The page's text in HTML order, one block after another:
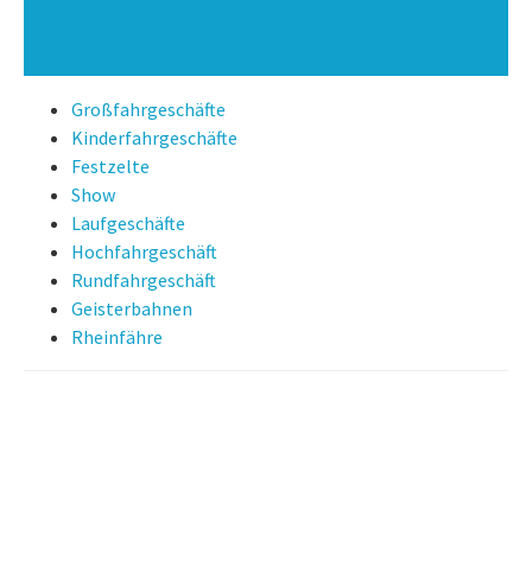
Großfahrgeschäfte
Kinderfahrgeschäfte
Festzelte
Show
Laufgeschäfte
Hochfahrgeschäft
Rundfahrgeschäft
Geisterbahnen
Rheinfähre